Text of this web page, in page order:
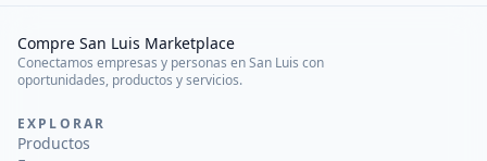
Compre San Luis Marketplace
Conectamos empresas y personas en San Luis con
oportunidades, productos y servicios.
EXPLORAR
Productos